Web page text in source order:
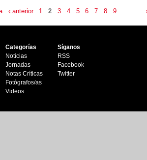
‹ anterior 1 2 3 4 5 6 7 8 9 …
Categorías
Noticias
Jornadas
Notas Críticas
Fotógrafos/as
Videos
Síganos
RSS
Facebook
Twitter